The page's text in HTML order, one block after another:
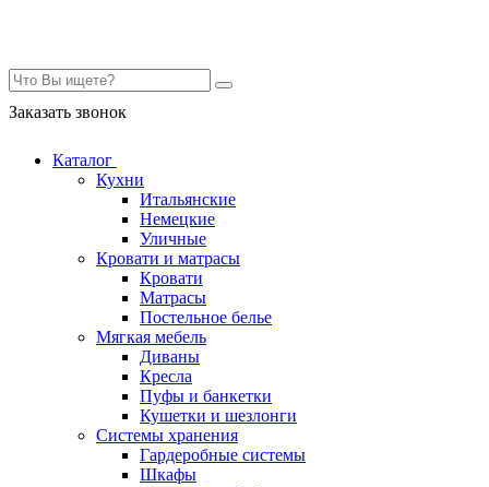
Заказать звонок
Каталог
Кухни
Итальянские
Немецкие
Уличные
Кровати и матрасы
Кровати
Матрасы
Постельное белье
Мягкая мебель
Диваны
Кресла
Пуфы и банкетки
Кушетки и шезлонги
Системы хранения
Гардеробные системы
Шкафы